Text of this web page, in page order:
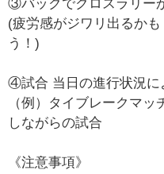
③バックでクロスラリー
(疲労感がジワリ出るか
う！)
④試合 当日の進行状況に
（例）タイブレークマ
しながらの試合
《注意事項》